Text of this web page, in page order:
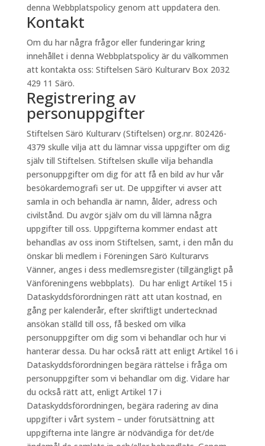
denna Webbplatspolicy genom att uppdatera den.
Kontakt
Om du har några frågor eller funderingar kring
innehållet i denna Webbplatspolicy är du välkommen
att kontakta oss: Stiftelsen Särö Kulturarv Box 2032
429 11 Särö.
Registrering av
personuppgifter
Stiftelsen Särö Kulturarv (Stiftelsen) org.nr. 802426-
4379 skulle vilja att du lämnar vissa uppgifter om dig
själv till Stiftelsen. Stiftelsen skulle vilja behandla
personuppgifter om dig för att få en bild av hur vår
besökardemografi ser ut. De uppgifter vi avser att
samla in och behandla är namn, ålder, adress och
civilstånd. Du avgör själv om du vill lämna några
uppgifter till oss. Uppgifterna kommer endast att
behandlas av oss inom Stiftelsen, samt, i den mån du
önskar bli medlem i Föreningen Särö Kulturarvs
Vänner, anges i dess medlemsregister (tillgängligt på
Vänföreningens webbplats). Du har enligt Artikel 15 i
Dataskyddsförordningen rätt att utan kostnad, en
gång per kalenderår, efter skriftligt undertecknad
ansökan ställd till oss, få besked om vilka
personuppgifter om dig som vi behandlar och hur vi
hanterar dessa. Du har också rätt att enligt Artikel 16 i
Dataskyddsförordningen begära rättelse i fråga om
personuppgifter som vi behandlar om dig. Vidare har
du också rätt att, enligt Artikel 17 i
Dataskyddsförordningen, begära radering av dina
uppgifter i vårt system – under förutsättning att
uppgifterna inte längre är nödvändiga för det/de